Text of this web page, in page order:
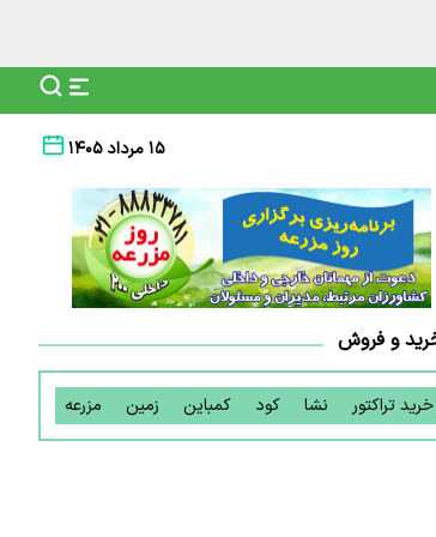
۱۵ مرداد ۱۴۰۵
و فروش
خرید تراکتور نشا کود کمباین زمین مزرعه